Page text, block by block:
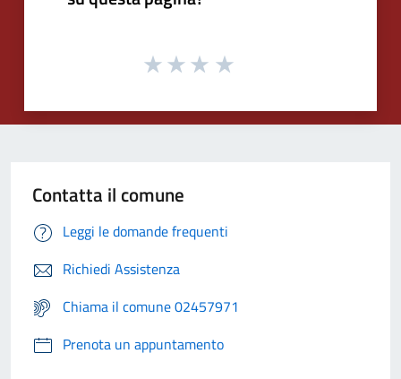
Contatta il comune
Leggi le domande frequenti
Richiedi Assistenza
Chiama il comune 02457971
Prenota un appuntamento